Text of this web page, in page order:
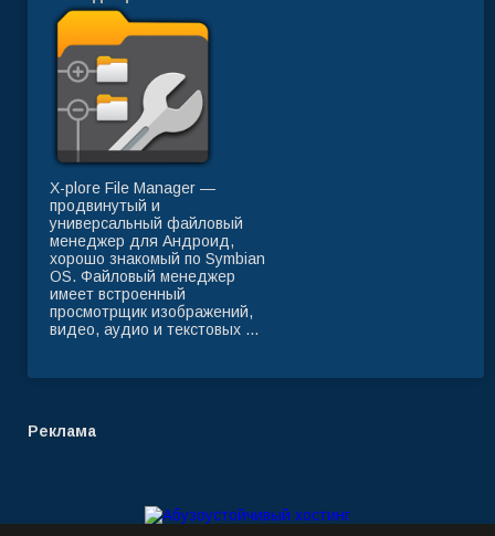
X-plore File Manager —
продвинутый и
универсальный файловый
менеджер для Андроид,
хорошо знакомый по Symbian
OS. Файловый менеджер
имеет встроенный
просмотрщик изображений,
видео, аудио и текстовых ...
Реклама